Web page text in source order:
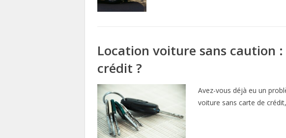
Location voiture sans caution
crédit ?
Avez-vous déjà eu un
voiture sans carte de